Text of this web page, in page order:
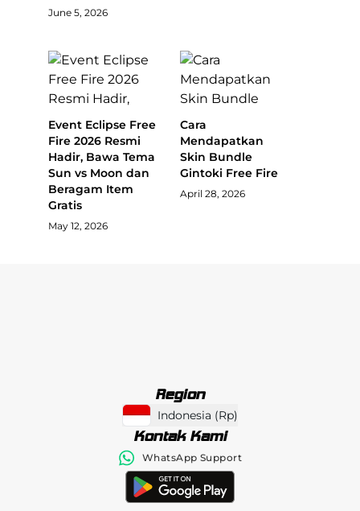
June 5, 2026
Event Eclipse Free
Fire 2026 Resmi
Hadir, Bawa Tema
Sun vs Moon dan
Beragam Item
Gratis
May 12, 2026
Cara
Mendapatkan
Skin Bundle
Gintoki Free Fire
April 28, 2026
Region
Indonesia (Rp)
Kontak Kami
WhatsApp Support